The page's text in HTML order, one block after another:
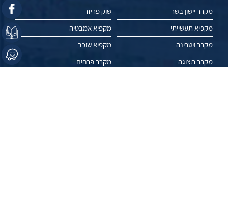
מקרר יישון בשר
שוק פריזר
מקפיא תעשייתי
מקפיא אמבטיה
מקרר ויטרינה
מקפיא שוכב
מקרר תצוגה
מקרר פרחים